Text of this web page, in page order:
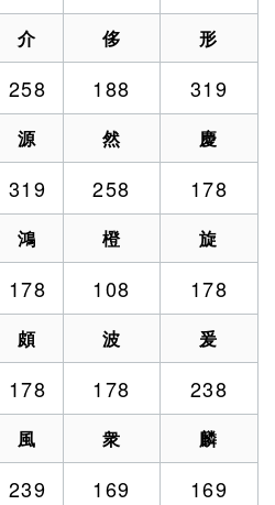
介 侈 形
258 188 319
源 然 慶
319 258 178
鴻 橙 旋
178 108 178
頗 波 爰
178 178 238
風 衆 麟
239 169 169